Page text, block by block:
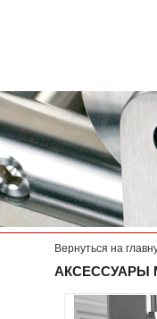
Вернуться на
АКСЕССУАРЫ